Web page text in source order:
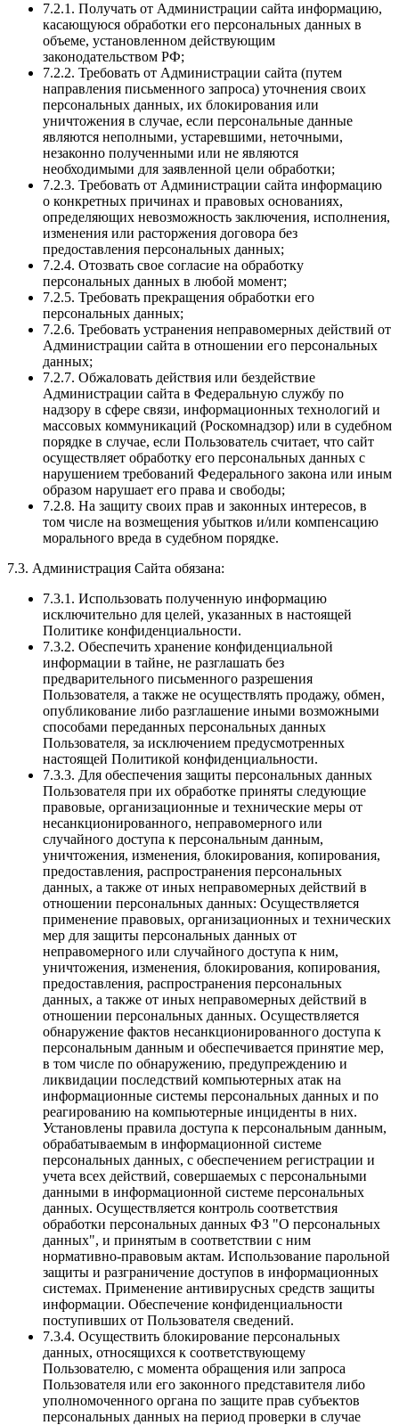
7.2.1. Получать от Администрации сайта информацию,
касающуюся обработки его персональных данных в
объеме, установленном действующим
законодательством РФ;
7.2.2. Требовать от Администрации сайта (путем
направления письменного запроса) уточнения своих
персональных данных, их блокирования или
уничтожения в случае, если персональные данные
являются неполными, устаревшими, неточными,
незаконно полученными или не являются
необходимыми для заявленной цели обработки;
7.2.3. Требовать от Администрации сайта информацию
о конкретных причинах и правовых основаниях,
определяющих невозможность заключения, исполнения,
изменения или расторжения договора без
предоставления персональных данных;
7.2.4. Отозвать свое согласие на обработку
персональных данных в любой момент;
7.2.5. Требовать прекращения обработки его
персональных данных;
7.2.6. Требовать устранения неправомерных действий от
Администрации сайта в отношении его персональных
данных;
7.2.7. Обжаловать действия или бездействие
Администрации сайта в Федеральную службу по
надзору в сфере связи, информационных технологий и
массовых коммуникаций (Роскомнадзор) или в судебном
порядке в случае, если Пользователь считает, что сайт
осуществляет обработку его персональных данных с
нарушением требований Федерального закона или иным
образом нарушает его права и свободы;
7.2.8. На защиту своих прав и законных интересов, в
том числе на возмещения убытков и/или компенсацию
морального вреда в судебном порядке.
7.3. Администрация Сайта обязана:
7.3.1. Использовать полученную информацию
исключительно для целей, указанных в настоящей
Политике конфиденциальности.
7.3.2. Обеспечить хранение конфиденциальной
информации в тайне, не разглашать без
предварительного письменного разрешения
Пользователя, а также не осуществлять продажу, обмен,
опубликование либо разглашение иными возможными
способами переданных персональных данных
Пользователя, за исключением предусмотренных
настоящей Политикой конфиденциальности.
7.3.3. Для обеспечения защиты персональных данных
Пользователя при их обработке приняты следующие
правовые, организационные и технические меры от
несанкционированного, неправомерного или
случайного доступа к персональным данным,
уничтожения, изменения, блокирования, копирования,
предоставления, распространения персональных
данных, а также от иных неправомерных действий в
отношении персональных данных: Осуществляется
применение правовых, организационных и технических
мер для защиты персональных данных от
неправомерного или случайного доступа к ним,
уничтожения, изменения, блокирования, копирования,
предоставления, распространения персональных
данных, а также от иных неправомерных действий в
отношении персональных данных. Осуществляется
обнаружение фактов несанкционированного доступа к
персональным данным и обеспечивается принятие мер,
в том числе по обнаружению, предупреждению и
ликвидации последствий компьютерных атак на
информационные системы персональных данных и по
реагированию на компьютерные инциденты в них.
Установлены правила доступа к персональным данным,
обрабатываемым в информационной системе
персональных данных, с обеспечением регистрации и
учета всех действий, совершаемых с персональными
данными в информационной системе персональных
данных. Осуществляется контроль соответствия
обработки персональных данных ФЗ "О персональных
данных", и принятым в соответствии с ним
нормативно-правовым актам. Использование парольной
защиты и разграничение доступов в информационных
системах. Применение антивирусных средств защиты
информации. Обеспечение конфиденциальности
поступивших от Пользователя сведений.
7.3.4. Осуществить блокирование персональных
данных, относящихся к соответствующему
Пользователю, с момента обращения или запроса
Пользователя или его законного представителя либо
уполномоченного органа по защите прав субъектов
персональных данных на период проверки в случае